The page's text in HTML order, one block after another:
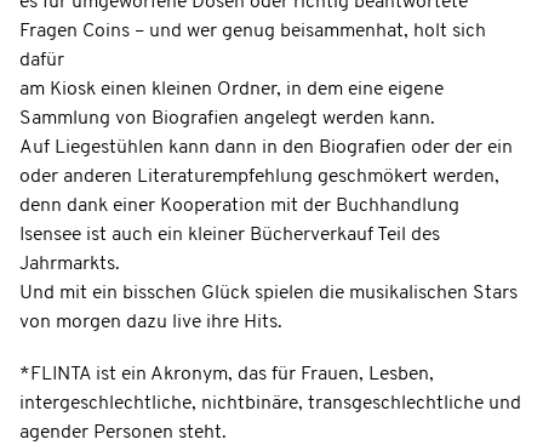
Fragen Coins – und wer genug beisammenhat, holt sich
dafür
am Kiosk einen kleinen Ordner, in dem eine eigene
Sammlung von Biografien angelegt werden kann.
Auf Liegestühlen kann dann in den Biografien oder der ein
oder anderen Literaturempfehlung geschmökert werden,
denn dank einer Kooperation mit der Buchhandlung
Isensee ist auch ein kleiner Bücherverkauf Teil des
Jahrmarkts.
Und mit ein bisschen Glück spielen die musikalischen Stars
von morgen dazu live ihre Hits.
*FLINTA ist ein Akronym, das für Frauen, Lesben,
intergeschlechtliche, nichtbinäre, transgeschlechtliche und
agender Personen steht.